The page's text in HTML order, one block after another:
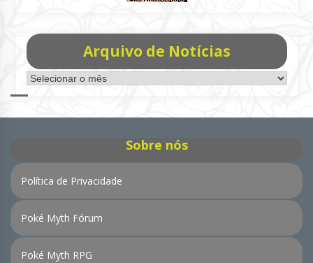
Arquivo de Notícias
Arquivo
de
Sobre nós
Política de Privacidade
Poké Myth Fórum
Poké Myth RPG